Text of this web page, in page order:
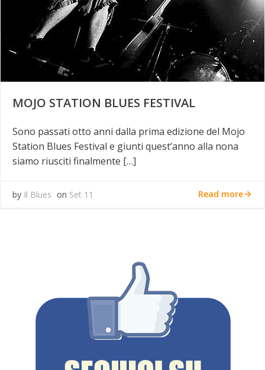
MOJO STATION BLUES FESTIVAL
Sono passati otto anni dalla prima edizione del Mojo
Station Blues Festival e giunti quest’anno alla nona
siamo riusciti finalmente […]
by Il Blues on Set 11 Read more